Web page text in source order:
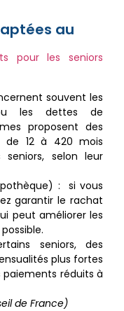
au
pour les seniors
souvent les
les dettes de
proposent des
de 12 à 420 mois
selon leur
: si vous
garantir le rachat
peut améliorer les
seniors, des
plus fortes
réduits à
de France)